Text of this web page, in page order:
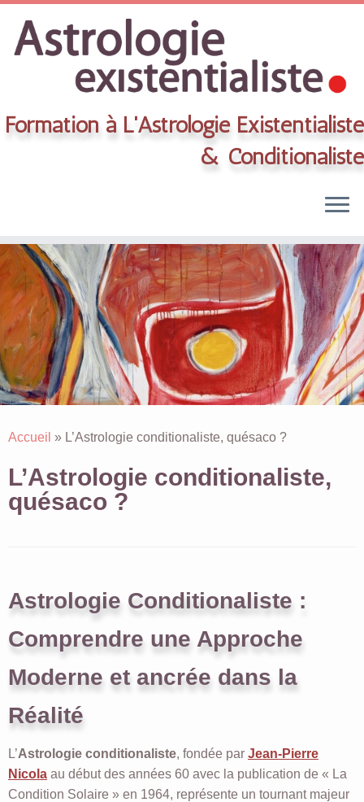
Skip
content
Formation à L'Astrologie Existentialiste
& Conditionaliste
Accueil » L’Astrologie conditionaliste, quésaco ?
L’Astrologie conditionaliste,
quésaco ?
Astrologie Conditionaliste :
Comprendre une Approche
Moderne et ancrée dans la
Réalité
L’Astrologie conditionaliste, fondée par Jean-Pierre
Nicola au début des années 60 avec la publication de « La
Condition Solaire » en 1964, représente un tournant majeur